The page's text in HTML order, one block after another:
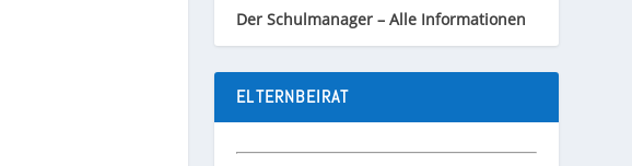
Der Schulmanager – Alle Informationen
ELTERNBEIRAT